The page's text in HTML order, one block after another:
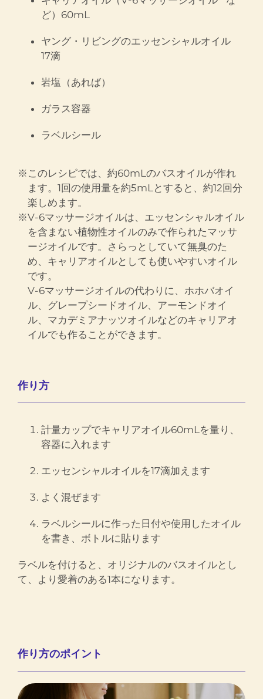
ど）60mL
ヤング・リビングのエッセンシャルオイル
17滴
岩塩（あれば）
ガラス容器
ラベルシール
※このレシピでは、約60mLのバスオイルが作れ
ます。1回の使用量を約5mLとすると、約12回分
楽しめます。
※V-6マッサージオイルは、エッセンシャルオイル
を含まない植物性オイルのみで作られたマッサ
ージオイルです。さらっとしていて無臭のた
め、キャリアオイルとしても使いやすいオイル
です。
V-6マッサージオイルの代わりに、ホホバオイ
ル、グレープシードオイル、アーモンドオイ
ル、マカデミアナッツオイルなどのキャリアオ
イルでも作ることができます。
作り方
計量カップでキャリアオイル60mLを量り、
容器に入れます
エッセンシャルオイルを17滴加えます
よく混ぜます
ラベルシールに作った日付や使用したオイル
を書き、ボトルに貼ります
ラベルを付けると、オリジナルのバスオイルとし
て、より愛着のある1本になります。
作り方のポイント